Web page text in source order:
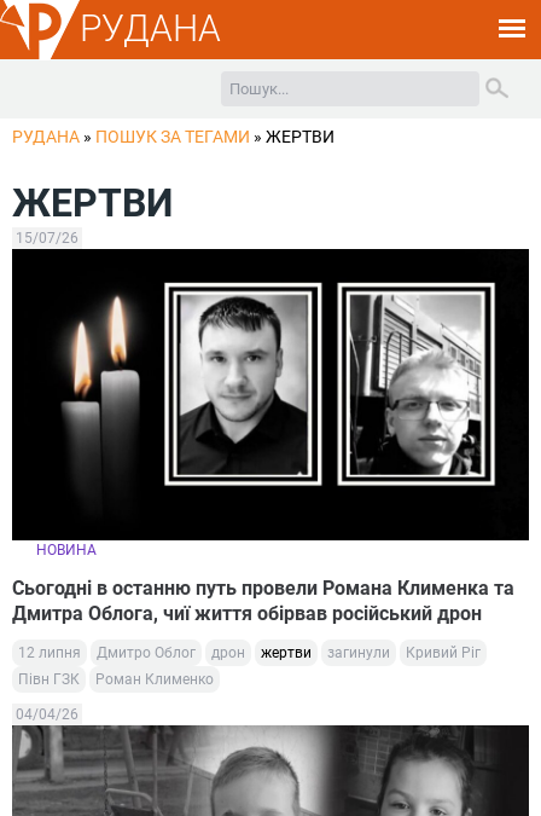
РУДАНА
РУДАНА » ПОШУК ЗА ТЕГАМИ » ЖЕРТВИ
ЖЕРТВИ
15/07/26
НОВИНА
Сьогодні в останню путь провели Романа Клименка та
Дмитра Облога, чиї життя обірвав російський дрон
12 липня Дмитро Облог дрон жертви загинули
Кривий Ріг
Півн ГЗК
Роман Клименко
04/04/26